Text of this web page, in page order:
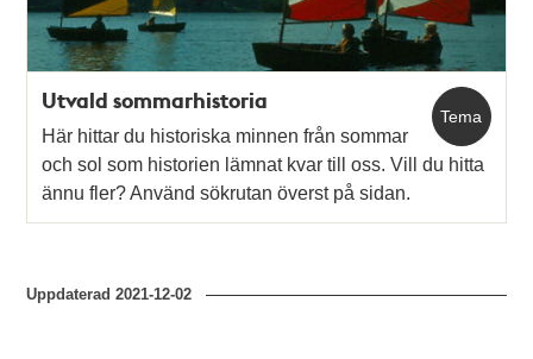
Tema
Utvald sommarhistoria
Här hittar du historiska minnen från sommar
och sol som historien lämnat kvar till oss. Vill du hitta
ännu fler? Använd sökrutan överst på sidan.
Uppdaterad2021-12-02